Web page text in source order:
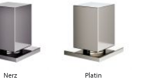
Nerz Platin